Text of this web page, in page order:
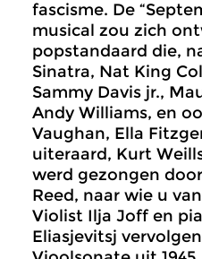
fascisme. De
musical zou zich
popstandaard die,
Sinatra, Nat King
Sammy Davis jr.,
Andy Williams, en
Vaughan, Ella
uiteraard, Kurt
werd gezongen
Reed, naar wie u
Violist Ilja Joff en
Eliasjevitsj